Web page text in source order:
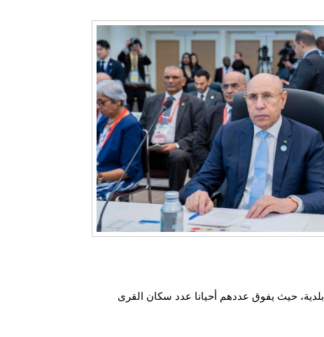
وأشار الرئيس الموريتاني، إلى أنه وبالإضافة إلى ذلك، يعيش أكثر من 173 ألف لاجئ اليوم داخل المجتمعات المضيفة عبر 76 بلدية، حيث يفوق عددهم أحيانا عدد سكان القرى